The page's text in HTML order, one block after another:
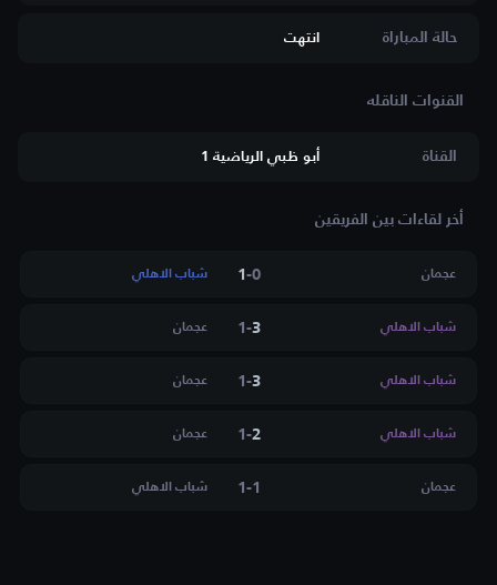
حالة المباراة انتهت
القناة أبو ظبي الرياضية 1
أخر لقاءات بين الفريقين
عجمان 0
-
1 شباب الاهلي
شباب الاهلي 3
-
1 عجمان
شباب الاهلي 3
-
1 عجمان
شباب الاهلي 2
-
1 عجمان
عجمان 1
-
1 شباب الاهلي